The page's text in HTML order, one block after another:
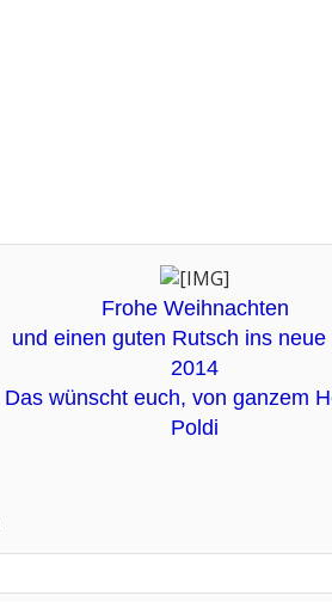
Frohe Weihnachten
und einen guten Rutsch ins neue
2014
Das wünscht euch, von ganzem
Poldi